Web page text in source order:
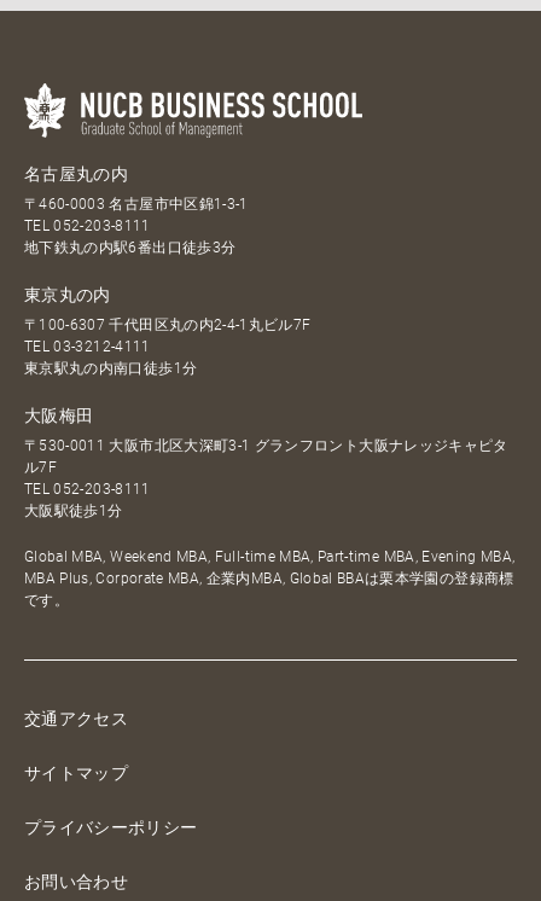
名古屋丸の内
〒460-0003 名古屋市中区錦1-3-1
TEL052-203-8111
地下鉄丸の内駅6番出口徒歩3分
東京丸の内
〒100-6307 千代田区丸の内2-4-1丸ビル7F
TEL03-3212-4111
東京駅丸の内南口徒歩1分
大阪梅田
〒530-0011 大阪市北区大深町3-1 グランフロント大阪ナレッジキャピタ
ル7F
TEL052-203-8111
大阪駅徒歩1分
Global MBA, Weekend MBA, Full-time MBA, Part-time MBA, Evening MBA,
MBA Plus, Corporate MBA, 企業内MBA, Global BBAは栗本学園の登録商標
です。
交通アクセス
サイトマップ
プライバシーポリシー
お問い合わせ